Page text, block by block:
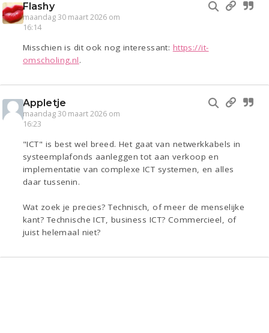
Flashy
maandag 30 maart 2026 om
16:14
Misschien is dit ook nog interessant: https://it-
omscholing.nl.
Appletje
maandag 30 maart 2026 om
16:23
"ICT" is best wel breed. Het gaat van netwerkkabels in
systeemplafonds aanleggen tot aan verkoop en
implementatie van complexe ICT systemen, en alles
daar tussenin.
Wat zoek je precies? Technisch, of meer de menselijke
kant? Technische ICT, business ICT? Commercieel, of
juist helemaal niet?